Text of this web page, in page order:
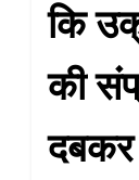
कि
की
दबकर